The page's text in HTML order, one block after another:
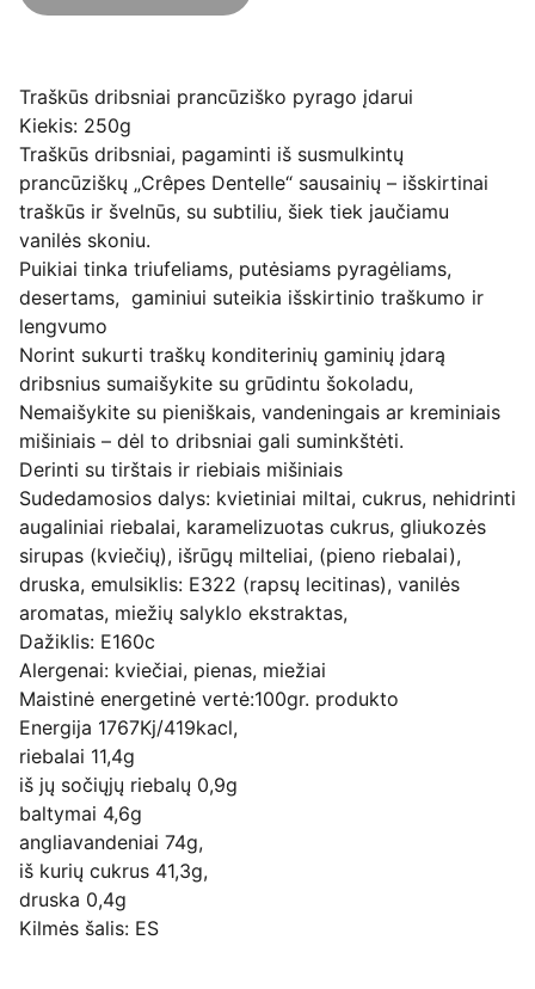
Traškūs dribsniai prancūziško pyrago įdarui
Kiekis: 250g
Traškūs dribsniai, pagaminti iš susmulkintų
prancūziškų „Crêpes Dentelle“ sausainių – išskirtinai
traškūs ir švelnūs, su subtiliu, šiek tiek jaučiamu
vanilės skoniu.
Puikiai tinka triufeliams, putėsiams pyragėliams,
desertams, gaminiui suteikia išskirtinio traškumo ir
lengvumo
Norint sukurti traškų konditerinių gaminių įdarą
dribsnius sumaišykite su grūdintu šokoladu,
Nemaišykite su pieniškais, vandeningais ar kreminiais
mišiniais – dėl to dribsniai gali suminkštėti.
Derinti su tirštais ir riebiais mišiniais
Sudedamosios dalys: kvietiniai miltai, cukrus, nehidrinti
augaliniai riebalai, karamelizuotas cukrus, gliukozės
sirupas (kviečių), išrūgų milteliai, (pieno riebalai),
druska, emulsiklis: E322 (rapsų lecitinas), vanilės
aromatas, miežių salyklo ekstraktas,
Dažiklis: E160c
Alergenai: kviečiai, pienas, miežiai
Maistinė energetinė vertė:100gr. produkto
Energija 1767Kj/419kacl,
riebalai 11,4g
iš jų sočiųjų riebalų 0,9g
baltymai 4,6g
angliavandeniai 74g,
iš kurių cukrus 41,3g,
druska 0,4g
Kilmės šalis: ES